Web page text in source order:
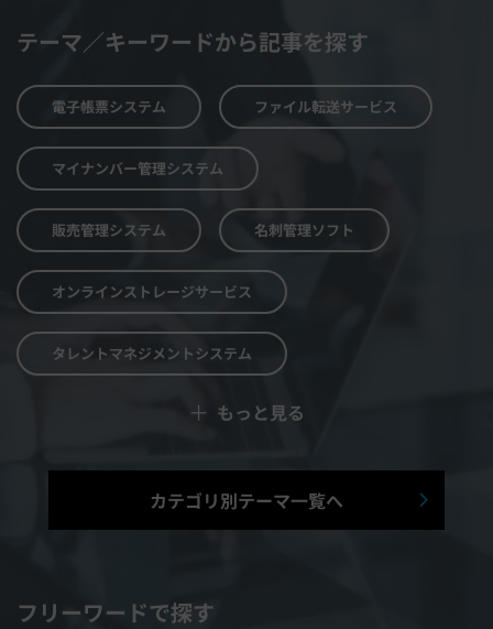
テーマ／キーワードから記事を探す
電子帳票システム ファイル転送サービス
マイナンバー管理システム
販売管理システム 名刺管理ソフト
オンラインストレージサービス
タレントマネジメントシステム
Web面接システム
シフト管理システム
契約書レビューシステム
＋ もっと見る
カテゴリ別テーマ一覧へ
フリーワードで探す